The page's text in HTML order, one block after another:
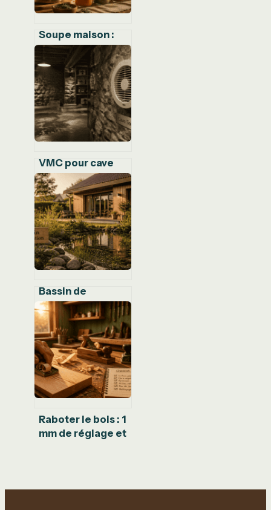
Soupe maison :
combien de
temps la
conserver sans
risque pour votre
santé ?
VMC pour cave
humide : 3
solutions
techniques pour
stopper
l’humidité et
protéger votre
bâti
Bassin de
rétention :
l’erreur de
dimensionnement
qui peut saturer
votre terrain
Raboter le bois : 1
mm de réglage et